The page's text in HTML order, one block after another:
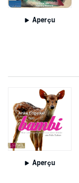
Aperçu
Aperçu